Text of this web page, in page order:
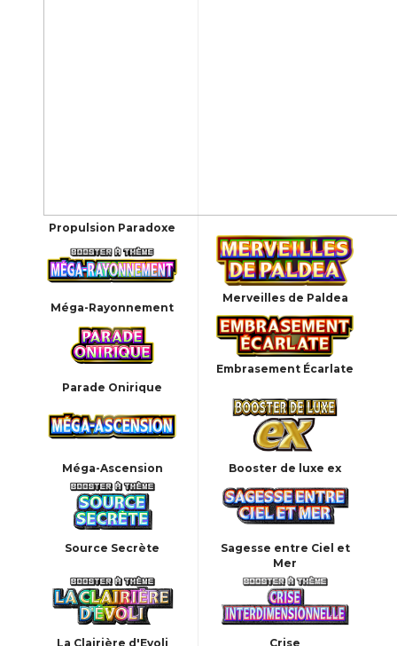
Propulsion Paradoxe
Méga-Rayonnement
Merveilles de Paldea
Parade Onirique
Embrasement Écarlate
Méga-Ascension Booster de luxe ex
Source Secrète
Sagesse entre Ciel et
Mer
La Clairière d'Evoli
Crise